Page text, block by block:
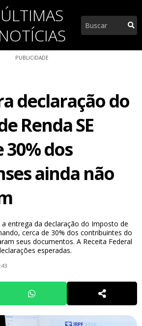
ÚLTIMAS
NOTÍCIAS
Pesquisar
PUBLICIDADE
declaração do
Renda SE
dos
ainda não
entrega da declaração do Imposto de
cerca de 30% dos contribuintes do
seus documentos. A Receita Federal
esperadas.